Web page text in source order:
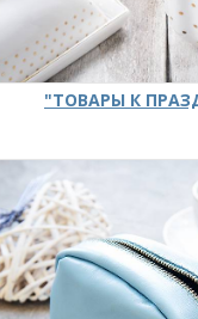
"ТОВАРЫ К